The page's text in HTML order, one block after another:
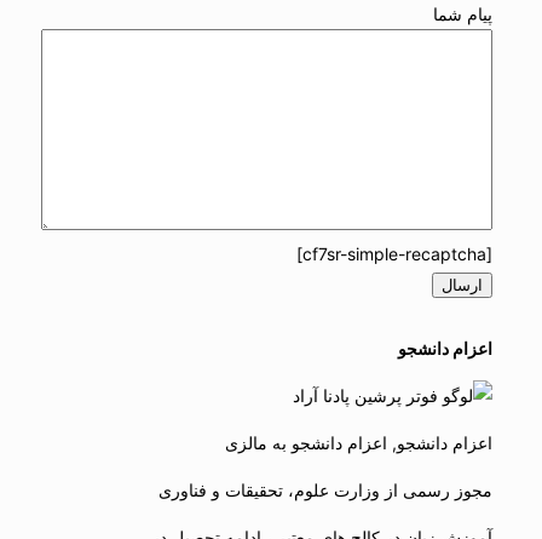
پیام شما
اعزام دانشجو
اعزام دانشجو, اعزام دانشجو به مالزی
مجوز رسمی از وزارت علوم، تحقیقات و فناوری